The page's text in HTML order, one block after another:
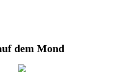
dem Mond